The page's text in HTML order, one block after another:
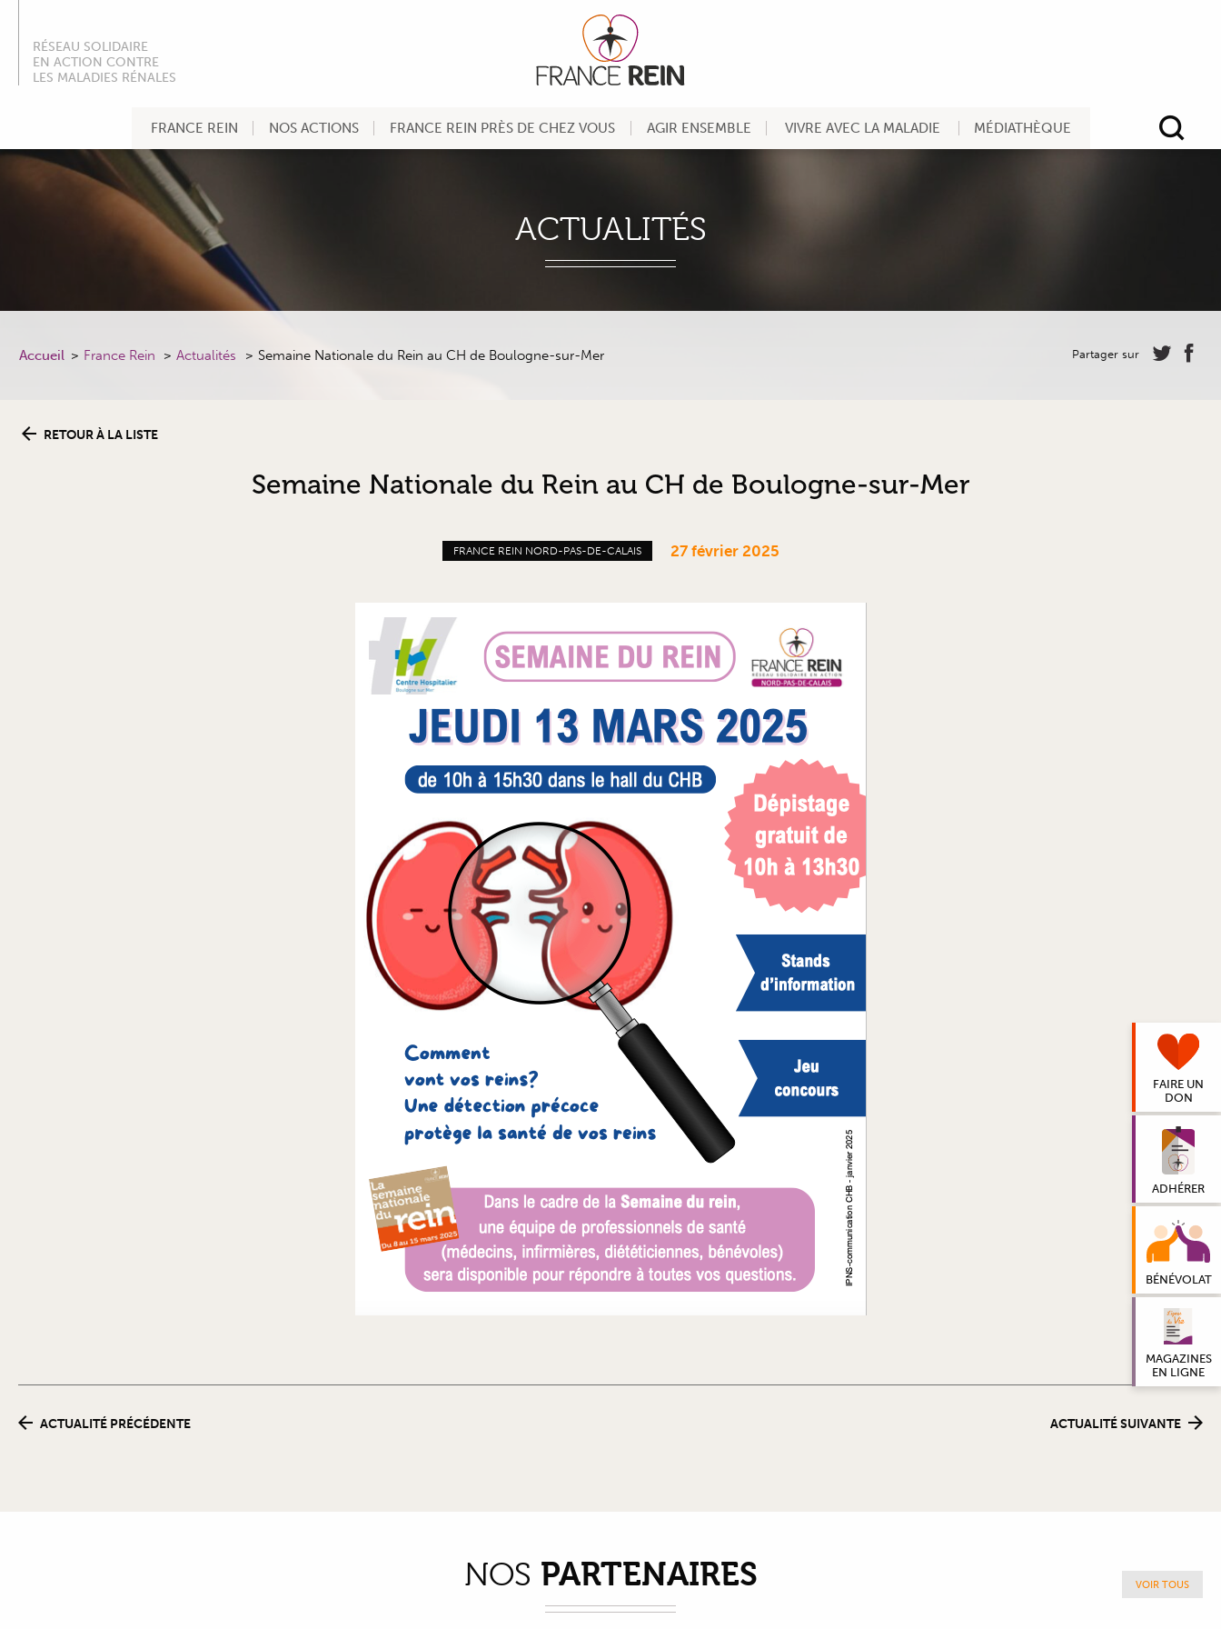
RÉSEAU SOLIDAIRE
EN ACTION CONTRE
LES MALADIES RÉNALES
FRANCE REIN NOS ACTIONS FRANCE REIN PRÈS DE CHEZ VOUS AGIR ENSEMBLE VIVRE AVEC LA MALADIE MÉDIATHÈQUE
FAIRE UN
DON
ADHÉRER
BÉNÉVOLAT
MAGAZINES
EN LIGNE
ACTUALITÉS
Accueil France Rein Actualités Semaine Nationale du Rein au CH de Boulogne-sur-Mer Partager sur
RETOUR À LA LISTE
Semaine Nationale du Rein au CH de Boulogne-sur-Mer
FRANCE REIN NORD-PAS-DE-CALAIS 27 février 2025
ACTUALITÉ PRÉCÉDENTE ACTUALITÉ SUIVANTE
NOS PARTENAIRES VOIR TOUS